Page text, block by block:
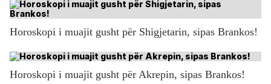
Horoskopi i muajit gusht për Shigjetarin, sipas Brankos!
Horoskopi i muajit gusht për Akrepin, sipas Brankos!